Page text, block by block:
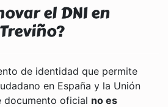
el DNI en
de identidad que permite
en España y la Unión
documento oficial no es